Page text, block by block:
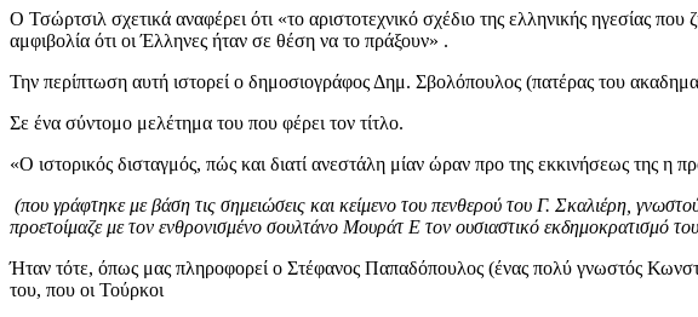
Ο Τσώρτσιλ σχετικά αναφέρει ότι «το αριστοτεχνικό σχέδιο της ελληνικής ηγεσίας
αμφιβολία ότι οι Έλληνες ήταν σε θέση να το πράξουν» .
Την περίπτωση αυτή ιστορεί ο δημοσιογράφος Δημ. Σβολόπουλος (πατέρας του
Σε ένα σύντομο μελέτημα του που φέρει τον τίτλο.
«Ο ιστορικός δισταγμός, πώς και διατί ανεστάλη μίαν ώραν προ της εκκινήσεως της
(που γράφτηκε με βάση τις σημειώσεις και κείμενο του πενθερού του Γ. Σκαλιέρη,
προετοίμαζε με τον ενθρονισμένο σουλτάνο Μουράτ Ε τον ουσιαστικό εκδημοκρατισμό
Ήταν τότε, όπως μας πληροφορεί ο Στέφανος Παπαδόπουλος (ένας πολύ γνωστός
του, που οι Τούρκοι